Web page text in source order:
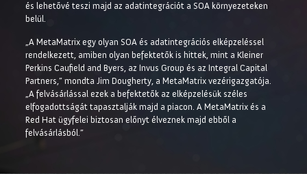
és lehetővé teszi majd az adatintegrációt a SOA környezeteken
belül.
„A MetaMatrix egy olyan SOA és adatintegrációs elképzeléssel
rendelkezett, amiben olyan befektetők is hittek, mint a Kleiner
Perkins Caufield and Byers, az Invus Group és az Integral Capital
Partners,” mondta Jim Dougherty, a MetaMatrix vezérigazgatója.
„A felvásárlással ezek a befektetők az elképzelésük széles
elfogadottságát tapasztalják majd a piacon. A MetaMatrix és a
Red Hat ügyfelei biztosan előnyt élveznek majd ebből a
felvásárlásból.”